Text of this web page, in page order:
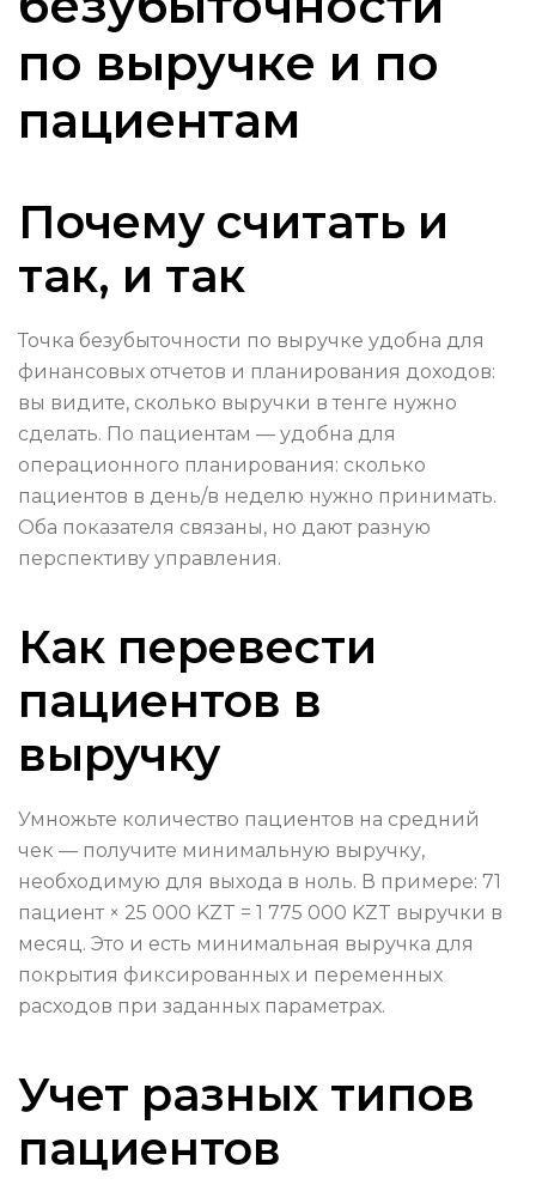
по выручке и по
пациентам
Почему считать и
так, и так
Точка безубыточности по выручке удобна для
финансовых отчетов и планирования доходов:
вы видите, сколько выручки в тенге нужно
сделать. По пациентам — удобна для
операционного планирования: сколько
пациентов в день/в неделю нужно принимать.
Оба показателя связаны, но дают разную
перспективу управления.
Как перевести
пациентов в
выручку
Умножьте количество пациентов на средний
чек — получите минимальную выручку,
необходимую для выхода в ноль. В примере: 71
пациент × 25 000 KZT = 1 775 000 KZT выручки в
месяц. Это и есть минимальная выручка для
покрытия фиксированных и переменных
расходов при заданных параметрах.
Учет разных типов
пациентов